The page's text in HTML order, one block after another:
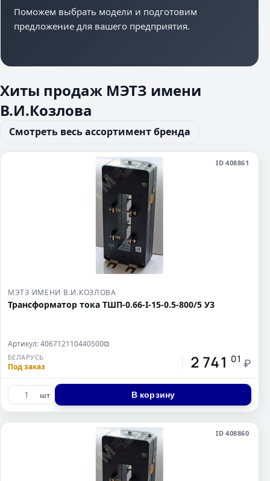
Поможем выбрать модели и подготовим
предложение для вашего предприятия.
Хиты продаж МЭТЗ имени
В.И.Козлова
Смотреть весь ассортимент бренда
ID 408861
МЭТЗ ИМЕНИ В.И.КОЗЛОВА
Трансформатор тока ТШП-0.66-I-15-0.5-800/5 У3
Артикул: 406712110440500⧉
БЕЛАРУСЬ
Под заказ 2 741 01 ₽
шт В корзину
ID 408860